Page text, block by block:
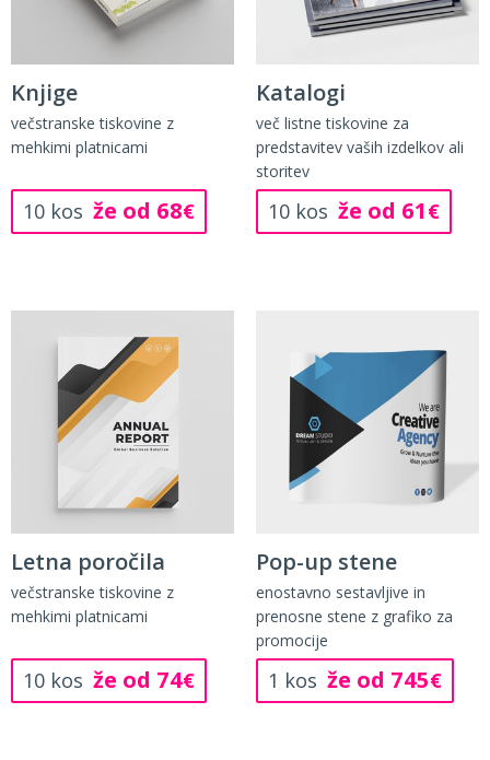
Knjige
večstranske tiskovine z
mehkimi platnicami
10 kos že od 68€
Katalogi
več listne tiskovine za
predstavitev vaših izdelkov ali
storitev
10 kos že od 61 €
Letna poročila
večstranske tiskovine z
mehkimi platnicami
10 kos že od 74€
Pop-up stene
enostavno sestavljive in
prenosne stene z grafiko za
promocije
1 kos že od 745€